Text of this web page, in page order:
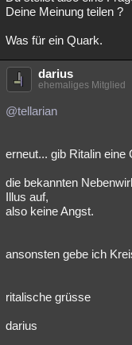
Deine Meinung teilen ?
Was für ein Quark.
darius
ehemaliges Mitglied
@tellarian
erneut... gib Ritalin eine
die bekannten
Illus auf,
also keine Angst.
ansonsten gebe ich
ritalische grüsse
darius